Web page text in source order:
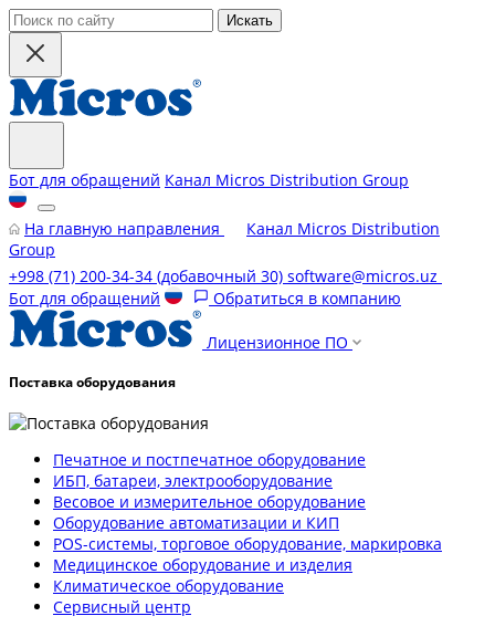
Искать
Бот для обращений Канал Micros Distribution Group
На главную направления
Канал Micros Distribution
Group
+998 (71) 200-34-34 (добавочный 30) software@micros.uz
Бот для обращений
Обратиться в компанию
Лицензионное ПО
Поставка оборудования
Печатное и постпечатное оборудование
ИБП, батареи, электрооборудование
Весовое и измерительное оборудование
Оборудование автоматизации и КИП
POS-системы, торговое оборудование, маркировка
Медицинское оборудование и изделия
Климатическое оборудование
Сервисный центр